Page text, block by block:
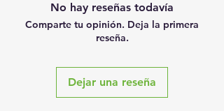
No hay reseñas todavía
Comparte tu opinión. Deja la primera
reseña.
Dejar una reseña